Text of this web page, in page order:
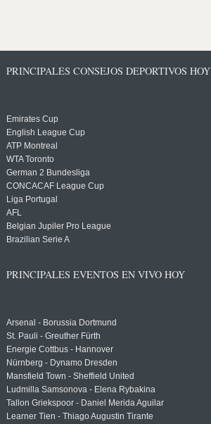
PRINCIPALES CONSEJOS DEPORTIVOS HOY
Emirates Cup
English League Cup
ATP Montreal
WTA Toronto
German 2 Bundesliga
CONCACAF League Cup
Liga Portugal
AFL
Belgian Jupiler Pro League
Brazilian Serie A
PRINCIPALES EVENTOS EN VIVO HOY
Arsenal - Borussia Dortmund
St. Pauli - Greuther Fürth
Energie Cottbus - Hannover
Nürnberg - Dynamo Dresden
Mansfield Town - Sheffield United
Ludmilla Samsonova - Elena Rybakina
Tallon Griekspoor - Daniel Merida Aguilar
Learner Tien - Thiago Augustin Tirante